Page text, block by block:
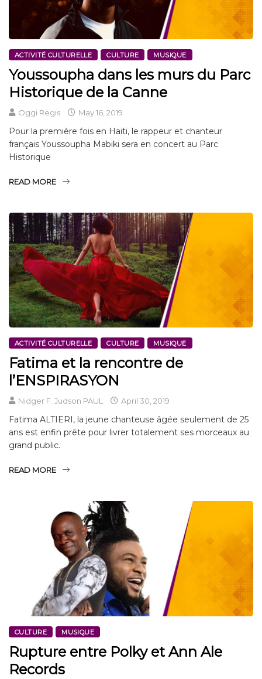
ACTIVITÉ CULTURELLE CULTURE MUSIQUE
Youssoupha dans les murs du Parc
Historique de la Canne
Oggi Regis May 16, 2019
Pour la première fois en Haïti, le rappeur et chanteur
français Youssoupha Mabiki sera en concert au Parc
Historique
READ MORE
ACTIVITÉ CULTURELLE CULTURE MUSIQUE
Fatima et la rencontre de
l’ENSPIRASYON
Nidger F. Judson PAUL April 30, 2019
Fatima ALTIERI, la jeune chanteuse âgée seulement de 25
ans est enfin prête pour livrer totalement ses morceaux au
grand public.
READ MORE
CULTURE MUSIQUE
Rupture entre Polky et Ann Ale
Records